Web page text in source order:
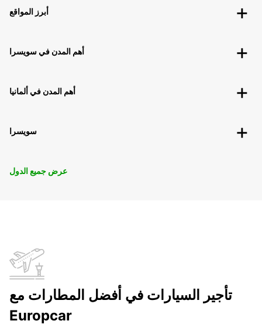
أبرز المواقع
أهم المدن في سويسرا
أهم المدن في ألمانيا
سويسرا
عرض جميع الدول
تأجير السيارات في أفضل المطارات مع
Europcar